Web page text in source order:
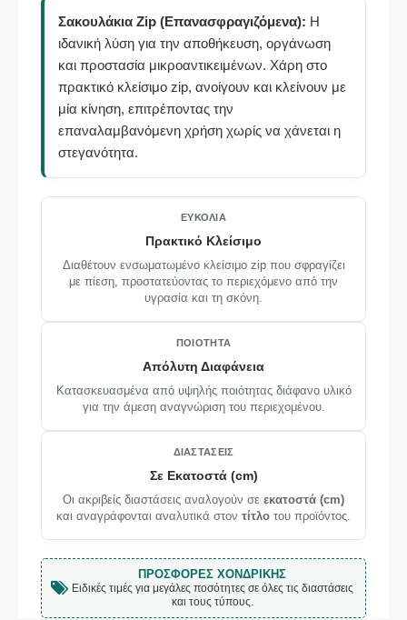
Σακουλάκια Zip (Επανασφραγιζόμενα): Η
ιδανική λύση για την αποθήκευση, οργάνωση
και προστασία μικροαντικειμένων. Χάρη στο
πρακτικό κλείσιμο zip, ανοίγουν και κλείνουν με
μία κίνηση, επιτρέποντας την
επαναλαμβανόμενη χρήση χωρίς να χάνεται η
στεγανότητα.
ΕΥΚΟΛΊΑ
Πρακτικό Κλείσιμο
Διαθέτουν ενσωματωμένο κλείσιμο zip που σφραγίζει
με πίεση, προστατεύοντας το περιεχόμενο από την
υγρασία και τη σκόνη.
ΠΟΙΌΤΗΤΑ
Απόλυτη Διαφάνεια
Κατασκευασμένα από υψηλής ποιότητας διάφανο υλικό
για την άμεση αναγνώριση του περιεχομένου.
ΔΙΑΣΤΆΣΕΙΣ
Σε Εκατοστά (cm)
Οι ακριβείς διαστάσεις αναλογούν σε εκατοστά (cm)
και αναγράφονται αναλυτικά στον τίτλο του προϊόντος.
ΠΡΟΣΦΟΡΈΣ ΧΟΝΔΡΙΚΉΣ
Ειδικές τιμές για μεγάλες ποσότητες σε όλες τις διαστάσεις
και τους τύπους.